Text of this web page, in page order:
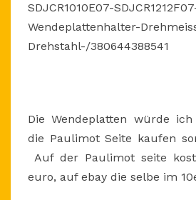
SDJCR1010E07-
Wendeplattenhalter-
Drehstahl-/380644388541
Die Wendeplatten würde
die Paulimot Seite kaufen
Auf der Paulimot seite
euro, auf ebay die selbe im